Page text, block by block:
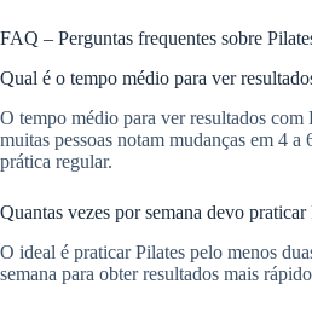
FAQ – Perguntas frequentes sobre
Qual é o tempo médio para ver
O tempo médio para ver resultados com
muitas pessoas notam mudanças em 4 a
prática regular.
Quantas vezes por semana devo praticar
O ideal é praticar Pilates pelo menos
semana para obter resultados mais